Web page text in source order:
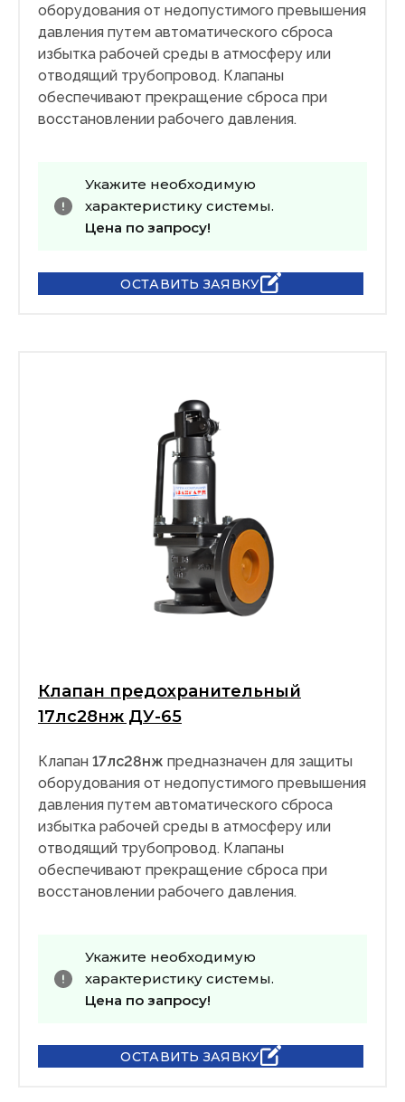
оборудования от недопустимого превышения
давления путем автоматического сброса
избытка рабочей среды в атмосферу или
отводящий трубопровод. Клапаны
обеспечивают прекращение сброса при
восстановлении рабочего давления.
Укажите необходимую
характеристику системы.
Цена по запросу!
ОСТАВИТЬ ЗАЯВКУ
Клапан предохранительный
17лс28нж ДУ-65
Клапан 17лс28нж предназначен для защиты
оборудования от недопустимого превышения
давления путем автоматического сброса
избытка рабочей среды в атмосферу или
отводящий трубопровод. Клапаны
обеспечивают прекращение сброса при
восстановлении рабочего давления.
Укажите необходимую
характеристику системы.
Цена по запросу!
ОСТАВИТЬ ЗАЯВКУ